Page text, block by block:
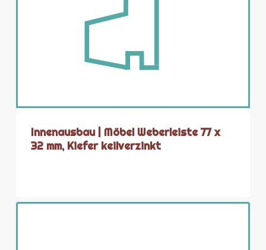
Innenausbau | Möbel Weberleiste 77 x
32 mm, Kiefer keilverzinkt